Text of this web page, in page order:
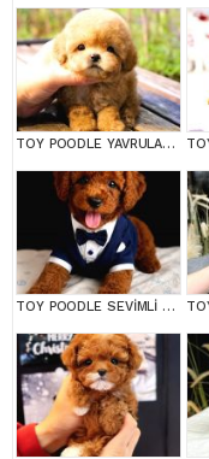
TOY POODLE YAVRULARIM
TOY POODLE SEVİMLİ YAVRULAR EV ÜRETİMİ